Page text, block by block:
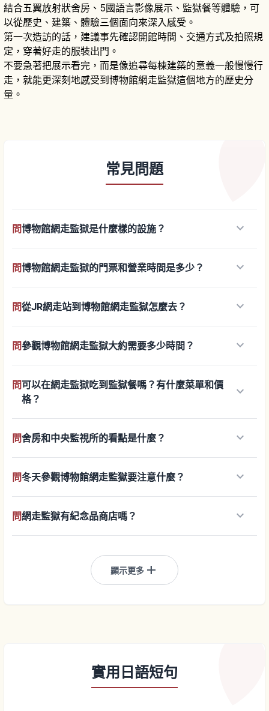
結合五翼放射狀舍房、5國語言影像展示、監獄餐等體驗，可
以從歷史、建築、體驗三個面向來深入感受。
第一次造訪的話，建議事先確認開館時間、交通方式及拍照規
定，穿著好走的服裝出門。
不要急著把展示看完，而是像追尋每棟建築的意義一般慢慢行
走，就能更深刻地感受到博物館網走監獄這個地方的歷史分
量。
常見問題
問博物館網走監獄是什麼樣的設施？ keyboard_arrow_down
問博物館網走監獄的門票和營業時間是多少？ keyboard_arrow_down
問從JR網走站到博物館網走監獄怎麼去？ keyboard_arrow_down
問參觀博物館網走監獄大約需要多少時間？ keyboard_arrow_down
問可以在網走監獄吃到監獄餐嗎？有什麼菜單和價
格？
keyboard_arrow_down
問舍房和中央監視所的看點是什麼？ keyboard_arrow_down
問冬天參觀博物館網走監獄要注意什麼？ keyboard_arrow_down
問網走監獄有紀念品商店嗎？ keyboard_arrow_down
顯示更多 add
實用日語短句